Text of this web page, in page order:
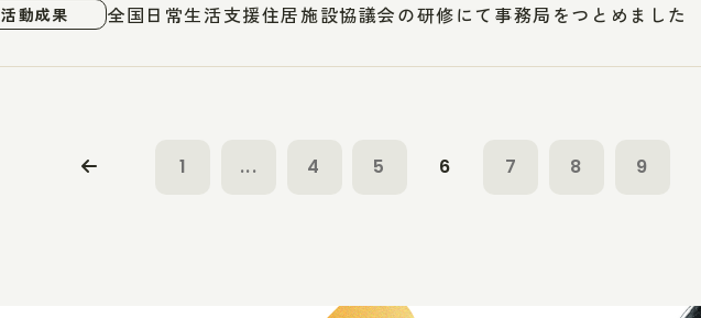
活動成果 全国日常生活支援住居施設協議会の研修にて事務局をつとめました
1 ... 4 5 6 7 8 9